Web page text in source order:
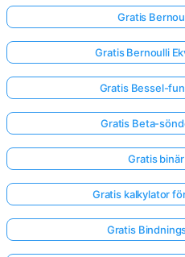
Gratis
Gratis Bernoulli
Gratis Bessel-
Gratis Beta-
Gratis
Gratis kalkylator
Gratis